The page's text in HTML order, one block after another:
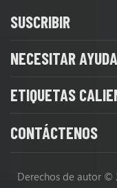
SUSCRIBIR
NECESITAR AYUDA
ETIQUETAS
CONTÁCTENOS
Derechos de autor ©